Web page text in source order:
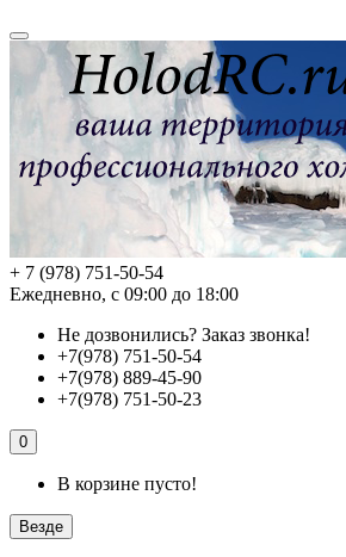
+ 7 (978) 751-50-54
Ежедневно, с 09:00 до 18:00
Не дозвонились? Заказ звонка!
+7(978) 751-50-54
+7(978) 889-45-90
+7(978) 751-50-23
0
В корзине пусто!
Везде